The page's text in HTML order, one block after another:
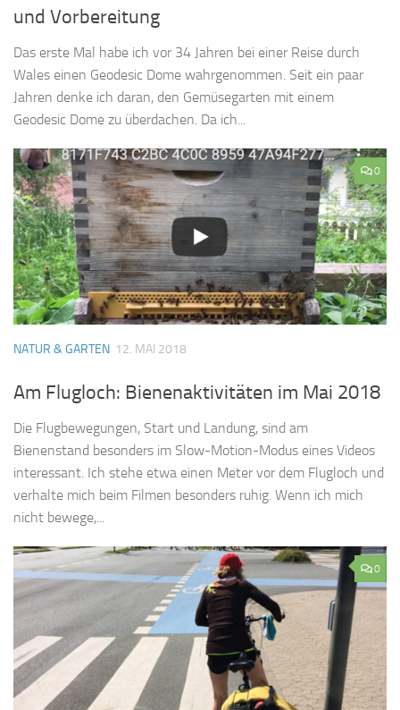
und Vorbereitung
Das erste Mal habe ich vor 34 Jahren bei einer Reise durch
Wales einen Geodesic Dome wahrgenommen. Seit ein paar
Jahren denke ich daran, den Gemüsegarten mit einem
Geodesic Dome zu überdachen. Da ich...
0
NATUR & GARTEN 12. MAI 2018
Am Flugloch: Bienenaktivitäten im Mai 2018
Die Flugbewegungen, Start und Landung, sind am
Bienenstand besonders im Slow-Motion-Modus eines Videos
interessant. Ich stehe etwa einen Meter vor dem Flugloch und
verhalte mich beim Filmen besonders ruhig. Wenn ich mich
nicht bewege,...
0